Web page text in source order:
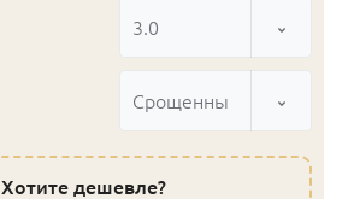
3.0
Срощенный
Хотите дешевле?